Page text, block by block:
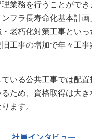
業務を行うことができ
フラ長寿命化基本計画
老朽化対策工事といっ
工事の増加で年々工事
いる公共工事では配
ため、資格取得は大き
ます。
社員インタビュー